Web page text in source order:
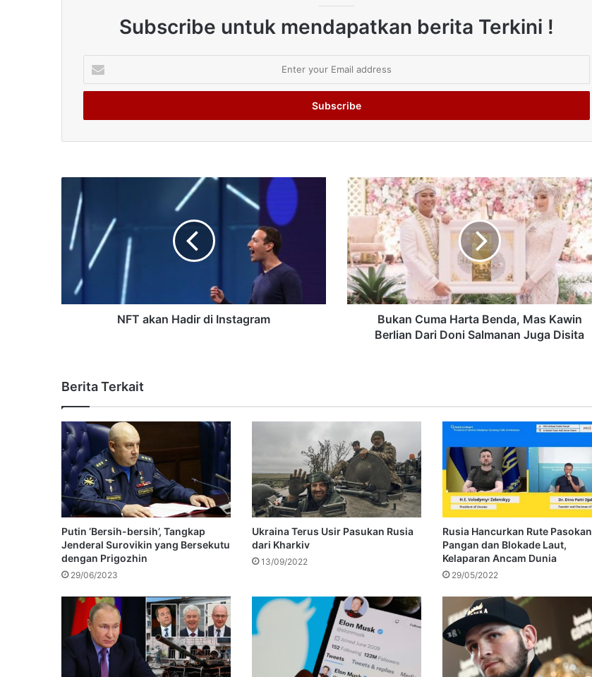
Subscribe untuk mendapatkan berita Terkini !
your
Email
NFT akan Hadir di Instagram
Bukan Cuma Harta Benda, Mas Kawin
Berlian Dari Doni Salmanan Juga Disita
Berita Terkait
Putin ‘Bersih-bersih’, Tangkap
Jenderal Surovikin yang Bersekutu
dengan Prigozhin
29/06/2023
Ukraina Terus Usir Pasukan Rusia
dari Kharkiv
13/09/2022
Rusia Hancurkan Rute Pasokan
Pangan dan Blokade Laut,
Kelaparan Ancam Dunia
29/05/2022